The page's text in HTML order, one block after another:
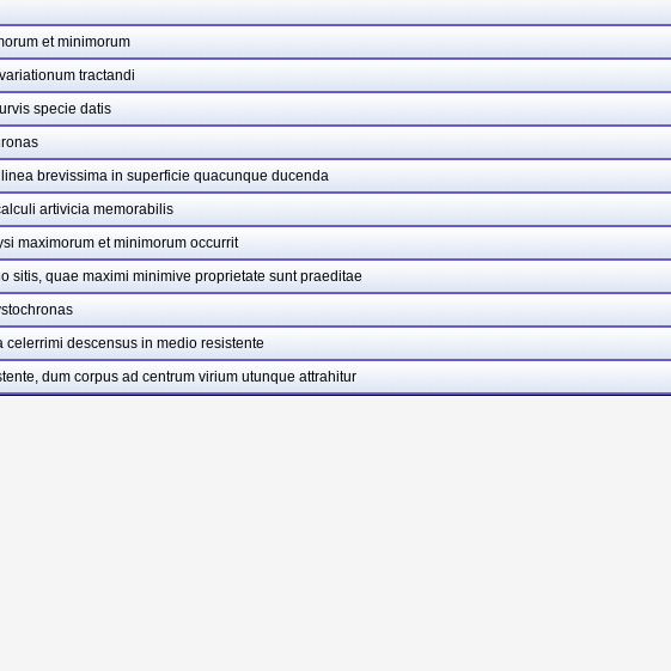
et minimorum
tractandi
specie datis
brevissima in superficie quacunque ducenda
artivicia memorabilis
maximorum et minimorum occurrit
sitis, quae maximi minimive proprietate sunt praeditae
celerrimi descensus in medio resistente
dum corpus ad centrum virium utunque attrahitur